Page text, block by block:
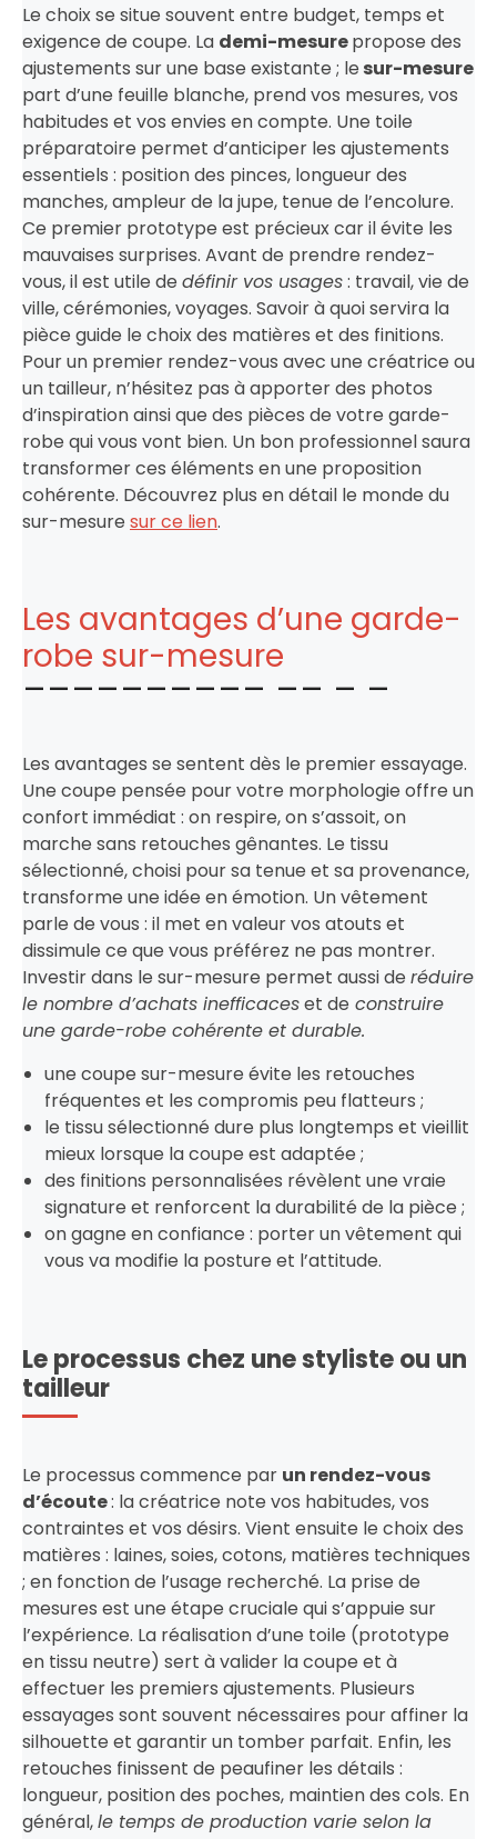
Le choix se situe souvent entre budget, temps et
exigence de coupe. La demi-mesurepropose des
ajustements sur une base existante ; le sur-mesure
part d’une feuille blanche, prend vos mesures, vos
habitudes et vos envies en compte. Une toile
préparatoire permet d’anticiper les ajustements
essentiels : position des pinces, longueur des
manches, ampleur de la jupe, tenue de l’encolure.
Ce premier prototype est précieux car il évite les
mauvaises surprises. Avant de prendre rendez-
vous, il est utile de définir vos usages: travail, vie de
ville, cérémonies, voyages. Savoir à quoi servira la
pièce guide le choix des matières et des finitions.
Pour un premier rendez-vous avec une créatrice ou
un tailleur, n’hésitez pas à apporter des photos
d’inspiration ainsi que des pièces de votre garde-
robe qui vous vont bien. Un bon professionnel saura
transformer ces éléments en une proposition
cohérente. Découvrez plus en détail le monde du
sur-mesure sur ce lien.
Les avantages d’une garde-
robe sur-mesure
Les avantages se sentent dès le premier essayage.
Une coupe pensée pour votre morphologie offre un
confort immédiat : on respire, on s’assoit, on
marche sans retouches gênantes. Le tissu
sélectionné, choisi pour sa tenue et sa provenance,
transforme une idée en émotion. Un vêtement
parle de vous : il met en valeur vos atouts et
dissimule ce que vous préférez ne pas montrer.
Investir dans le sur-mesure permet aussi de réduire
le nombre d’achats inefficaceset de construire
une garde-robe cohérente et durable.
une coupe sur-mesure évite les retouches
fréquentes et les compromis peu flatteurs ;
le tissu sélectionné dure plus longtemps et vieillit
mieux lorsque la coupe est adaptée ;
des finitions personnalisées révèlent une vraie
signature et renforcent la durabilité de la pièce ;
on gagne en confiance : porter un vêtement qui
vous va modifie la posture et l’attitude.
Le processus chez une styliste ou un
tailleur
Le processus commence par un rendez-vous
d’écoute: la créatrice note vos habitudes, vos
contraintes et vos désirs. Vient ensuite le choix des
matières : laines, soies, cotons, matières techniques
; en fonction de l’usage recherché. La prise de
mesures est une étape cruciale qui s’appuie sur
l’expérience. La réalisation d’une toile (prototype
en tissu neutre) sert à valider la coupe et à
effectuer les premiers ajustements. Plusieurs
essayages sont souvent nécessaires pour affiner la
silhouette et garantir un tomber parfait. Enfin, les
retouches finissent de peaufiner les détails :
longueur, position des poches, maintien des cols. En
général,le temps de production varie selon la